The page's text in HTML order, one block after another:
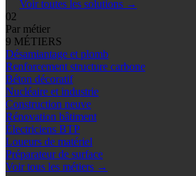
Voir toutes les solutions →
02
Par métier
9 MÉTIERS
Désamiantage et plomb
Renforcement structure carbone
Béton décoratif
Nucléaire et industrie
Construction neuve
Rénovation bâtiment
Électriciens BTP
Loueurs de matériel
Préparateur de surface
Voir tous les métiers →